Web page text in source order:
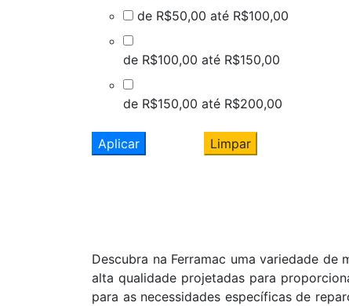
de R$50,00 até R$100,00
de R$100,00 até R$150,00
de R$150,00 até R$200,00
Aplicar Limpar
Descubra na Ferramac uma variedade
alta qualidade projetadas para
para as necessidades específicas de